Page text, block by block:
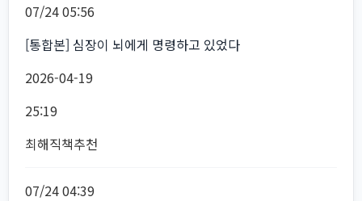
07/24 05:56
[통합본] 심장이 뇌에게 명령하고 있었다
2026-04-19
25:19
최해직책추천
07/24 04:39